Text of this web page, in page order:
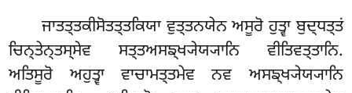
ਜਾਤਤ੍ਤਕੀਸੋਤਤ੍ਤਕਿਯਾ ਵੁਤ੍ਤਨਯੇਨ ਅਸੂਰੋ ਹੁਤ੍ਵਾ ਬੁਦ੍ਧਤ੍ਤਂ
ਚਿਨ੍ਤੇਨ੍ਤਸ੍ਸੇਵ ਸਤ੍ਤਅਸਙ੍ਖ੍ਯੇਯ੍ਯਾਨਿ ਵੀਤਿਵਤ੍ਤਾਨਿ.
ਅਤਿਸੂਰੋ ਅਹੁਤ੍ਵਾ ਵਾਚਾਮਤ੍ਤਮੇਵ ਨਵ ਅਸਙ੍ਖ੍ਯੇਯ੍ਯਾਨਿ